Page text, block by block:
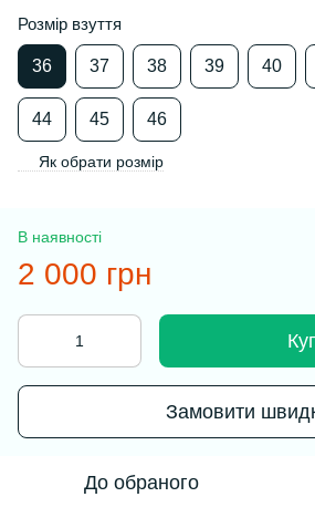
Розмір взуття
36 37 38 39 40
44 45 46
Як обрати розмір
В наявності
2 000 грн
Замовити
До обраного